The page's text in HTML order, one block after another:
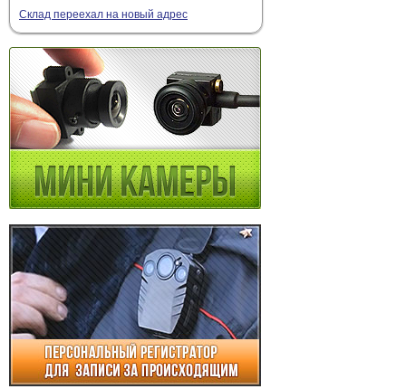
Склад переехал на новый адрес